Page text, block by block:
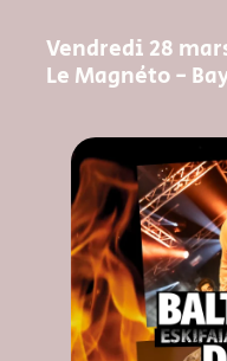
Vendredi 28
Le Magnéto -